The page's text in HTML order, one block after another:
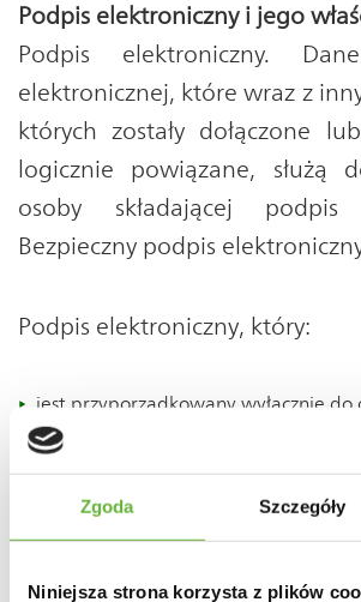
Zgoda Szczegóły
Niniejsza strona korzysta z plików
Podpis elektroniczny i jego
Podpis elektroniczny.
elektronicznej, które wraz z
których zostały dołączone
logicznie powiązane, służą
osoby składającej podpis
Bezpieczny podpis
Podpis elektroniczny, który:
jest przyporządkowany wyłącznie do
ten podpis,
jest sporządzany za pomocą,
kontroli osoby składającej podpis,
urządzeń służących do składania